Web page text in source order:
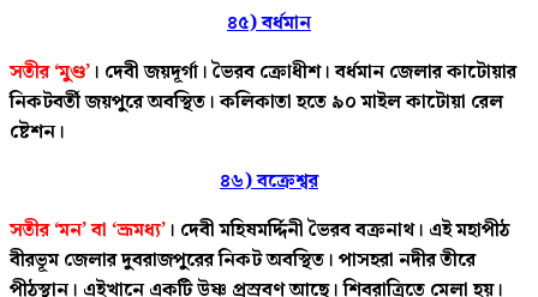
৪৫) বর্ধমান
সতীর ‘মুণ্ড’ । দেবী জয়দূর্গা। ভৈরব ক্রোধীশ। বর্ধমান জেলার কাটোয়ার
নিকটবর্তী জয়পুরে অবস্থিত। কলিকাতা হতে ৯০ মাইল কাটোয়া রেল
ষ্টেশন।
৪৬) বক্রেশ্বর
সতীর ‘মন’ বা ‘ভ্রূমধ্য’ । দেবী মহিষমর্দ্দিনী ভৈরব বক্রনাথ। এই মহাপীঠ
বীরভূম জেলার দুবরাজপুরের নিকট অবস্থিত। পাসহরা নদীর তীরে
পীঠস্থান। এইখানে একটি উষ্ণ প্রস্রবণ আছে। শিবরাত্রিতে মেলা হয়।